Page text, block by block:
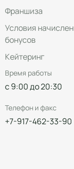
Франшиза
Условия
бонусов
Кейтеринг
Время работы
с 9:00 до 20:30
Телефон и факс
+7-917-462-33-90